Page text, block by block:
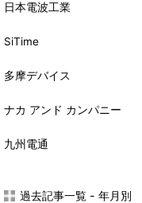
日本電波工業
SiTime
多摩デバイス
ナカ アンド カンパニー
九州電通
過去記事一覧 - 年月別